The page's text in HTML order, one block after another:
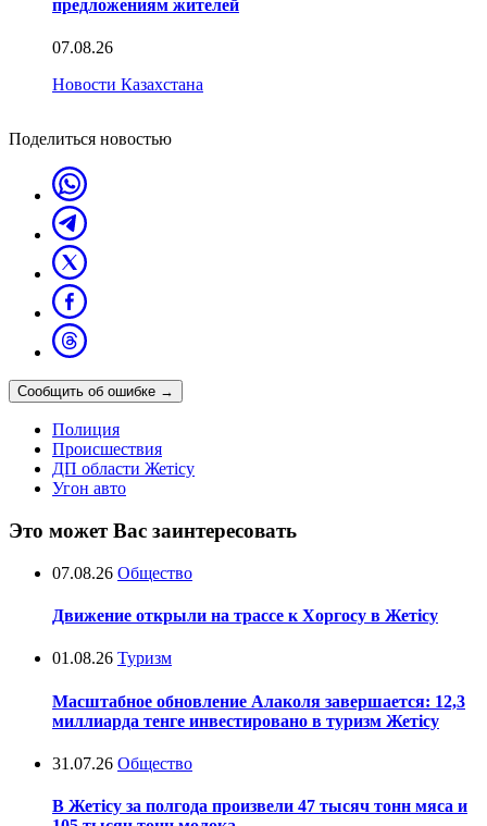
предложениям жителей
07.08.26
Новости Казахстана
Поделиться новостью
Сообщить об ошибке →
Полиция
Происшествия
ДП области Жетісу
Угон авто
Это может Вас заинтересовать
07.08.26 Общество
Движение открыли на трассе к Хоргосу в Жетісу
01.08.26 Туризм
Масштабное обновление Алаколя завершается: 12,3
миллиарда тенге инвестировано в туризм Жетісу
31.07.26 Общество
В Жетісу за полгода произвели 47 тысяч тонн мяса и